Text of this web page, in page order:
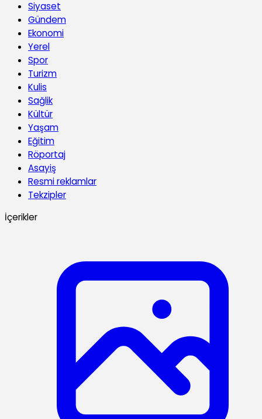
Siyaset
Gündem
Ekonomi
Yerel
Spor
Turizm
Kulis
Sağlik
Kültür
Yaşam
Eğitim
Röportaj
Asayiş
Resmi reklamlar
Tekzipler
İçerikler